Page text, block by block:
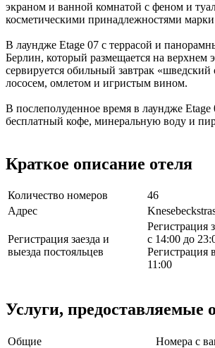
экраном и ванной комнатой с феном и
косметическими принадлежностями марки
В лаундже Etage 07 с террасой и
Берлин, который размещается на верхнем
сервируется обильный завтрак
лососем, омлетом и игристым вином.
В послеполуденное время в лаундже Etage
бесплатный кофе, минеральную воду и
Краткое описание отеля
Количество номеров
46
Адрес
Регистрация заезда и
выезда постояльцев
Регистрация
с 14:00 до
Регистрация
11:00
Услуги, предоставляемые
Общие Номера с